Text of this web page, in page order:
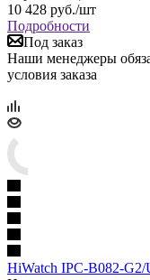
10 428 руб./шт
Подробности
Под заказ
Наши менеджеры
условия заказа
HiWatch IPC-B082-G2/